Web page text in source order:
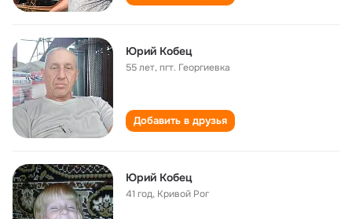
Юрий Кобец
55 лет,пгт. Георгиевка
Добавить в друзья
Юрий Кобец
41 год, Кривой Рог